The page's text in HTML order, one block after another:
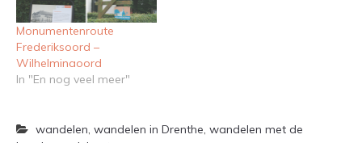
Monumentenroute
Frederiksoord –
Wilhelminaoord
In "En nog veel meer"
wandelen, wandelen in Drenthe, wandelen met de